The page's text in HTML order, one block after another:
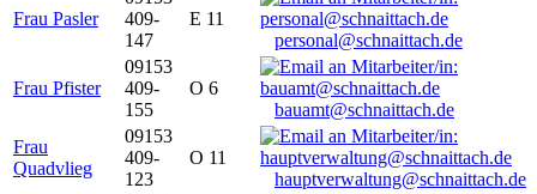
Frau Pasler
409-
147
E 11
personal@schnaittach.de
Frau Pfister
09153
409-
155
O 6
bauamt@schnaittach.de
Frau
Quadvlieg
09153
409-
123
O 11
hauptverwaltung@schnaittach.de